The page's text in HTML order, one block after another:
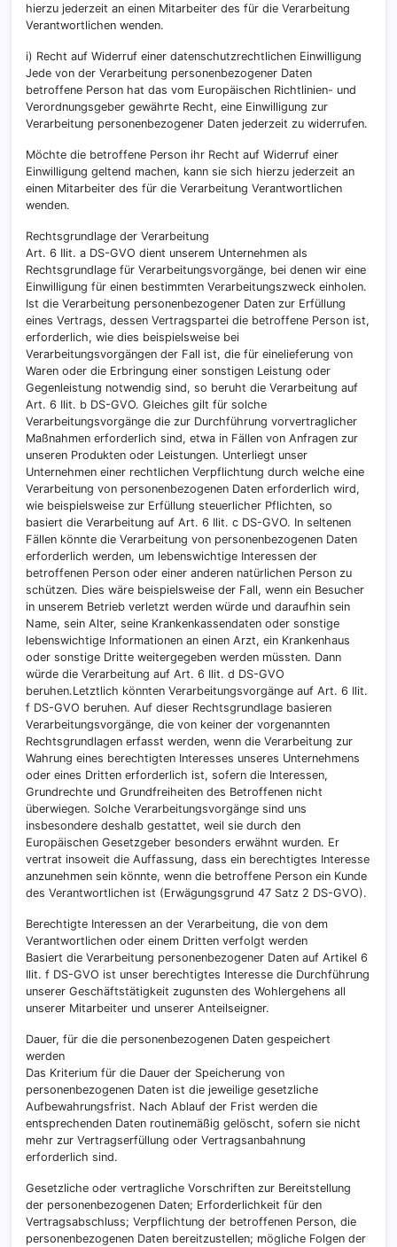
hierzu jederzeit an einen Mitarbeiter des für die Verarbeitung
Verantwortlichen wenden.
i) Recht auf Widerruf einer datenschutzrechtlichen Einwilligung
Jede von der Verarbeitung personenbezogener Daten
betroffene Person hat das vom Europäischen Richtlinien- und
Verordnungsgeber gewährte Recht, eine Einwilligung zur
Verarbeitung personenbezogener Daten jederzeit zu widerrufen.
Möchte die betroffene Person ihr Recht auf Widerruf einer
Einwilligung geltend machen, kann sie sich hierzu jederzeit an
einen Mitarbeiter des für die Verarbeitung Verantwortlichen
wenden.
Rechtsgrundlage der Verarbeitung
Art. 6 Ilit. a DS-GVO dient unserem Unternehmen als
Rechtsgrundlage für Verarbeitungsvorgänge, bei denen wir eine
Einwilligung für einen bestimmten Verarbeitungszweck einholen.
Ist die Verarbeitung personenbezogener Daten zur Erfüllung
eines Vertrags, dessen Vertragspartei die betroffene Person ist,
erforderlich, wie dies beispielsweise bei
Verarbeitungsvorgängen der Fall ist, die für einelieferung von
Waren oder die Erbringung einer sonstigen Leistung oder
Gegenleistung notwendig sind, so beruht die Verarbeitung auf
Art. 6 Ilit. b DS-GVO. Gleiches gilt für solche
Verarbeitungsvorgänge die zur Durchführung vorvertraglicher
Maßnahmen erforderlich sind, etwa in Fällen von Anfragen zur
unseren Produkten oder Leistungen. Unterliegt unser
Unternehmen einer rechtlichen Verpflichtung durch welche eine
Verarbeitung von personenbezogenen Daten erforderlich wird,
wie beispielsweise zur Erfüllung steuerlicher Pflichten, so
basiert die Verarbeitung auf Art. 6 Ilit. c DS-GVO. In seltenen
Fällen könnte die Verarbeitung von personenbezogenen Daten
erforderlich werden, um lebenswichtige Interessen der
betroffenen Person oder einer anderen natürlichen Person zu
schützen. Dies wäre beispielsweise der Fall, wenn ein Besucher
in unserem Betrieb verletzt werden würde und daraufhin sein
Name, sein Alter, seine Krankenkassendaten oder sonstige
lebenswichtige Informationen an einen Arzt, ein Krankenhaus
oder sonstige Dritte weitergegeben werden müssten. Dann
würde die Verarbeitung auf Art. 6 Ilit. d DS-GVO
beruhen.Letztlich könnten Verarbeitungsvorgänge auf Art. 6 Ilit.
f DS-GVO beruhen. Auf dieser Rechtsgrundlage basieren
Verarbeitungsvorgänge, die von keiner der vorgenannten
Rechtsgrundlagen erfasst werden, wenn die Verarbeitung zur
Wahrung eines berechtigten Interesses unseres Unternehmens
oder eines Dritten erforderlich ist, sofern die Interessen,
Grundrechte und Grundfreiheiten des Betroffenen nicht
überwiegen. Solche Verarbeitungsvorgänge sind uns
insbesondere deshalb gestattet, weil sie durch den
Europäischen Gesetzgeber besonders erwähnt wurden. Er
vertrat insoweit die Auffassung, dass ein berechtigtes Interesse
anzunehmen sein könnte, wenn die betroffene Person ein Kunde
des Verantwortlichen ist (Erwägungsgrund 47 Satz 2 DS-GVO).
Berechtigte Interessen an der Verarbeitung, die von dem
Verantwortlichen oder einem Dritten verfolgt werden
Basiert die Verarbeitung personenbezogener Daten auf Artikel 6
Ilit. f DS-GVO ist unser berechtigtes Interesse die Durchführung
unserer Geschäftstätigkeit zugunsten des Wohlergehens all
unserer Mitarbeiter und unserer Anteilseigner.
Dauer, für die die personenbezogenen Daten gespeichert
werden
Das Kriterium für die Dauer der Speicherung von
personenbezogenen Daten ist die jeweilige gesetzliche
Aufbewahrungsfrist. Nach Ablauf der Frist werden die
entsprechenden Daten routinemäßig gelöscht, sofern sie nicht
mehr zur Vertragserfüllung oder Vertragsanbahnung
erforderlich sind.
Gesetzliche oder vertragliche Vorschriften zur Bereitstellung
der personenbezogenen Daten; Erforderlichkeit für den
Vertragsabschluss; Verpflichtung der betroffenen Person, die
personenbezogenen Daten bereitzustellen; mögliche Folgen der